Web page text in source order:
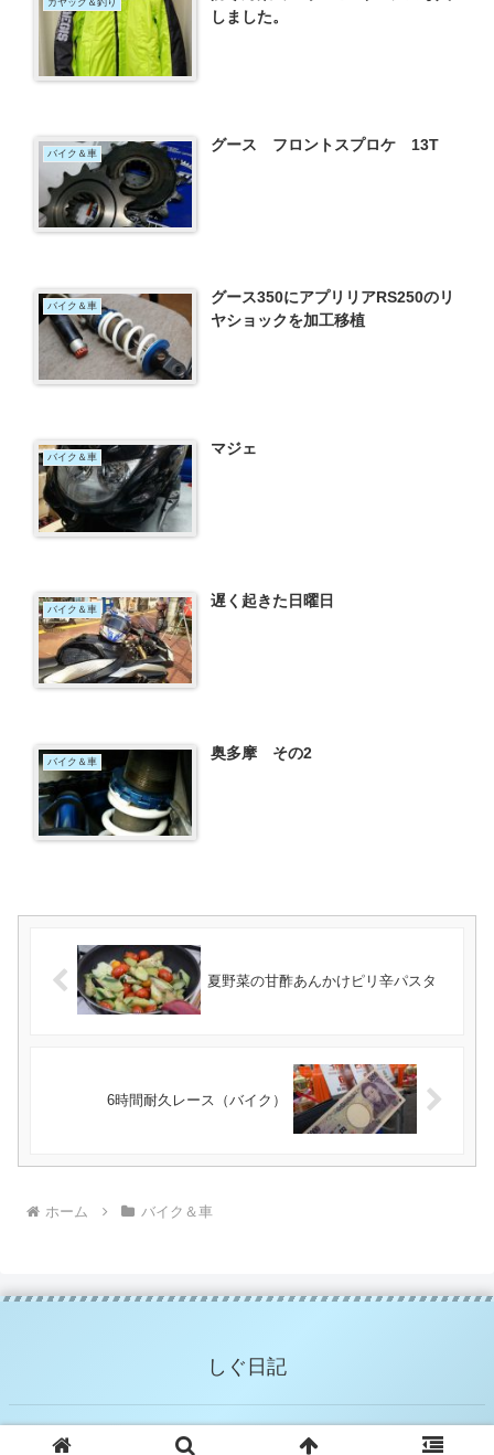
しました。
バイク＆車 グース フロントスプロケ 13T
バイク＆車
グース350にアプリリアRS250のリ
ヤショックを加工移植
バイク＆車 マジェ
バイク＆車 遅く起きた日曜日
バイク＆車 奥多摩 その2
夏野菜の甘酢あんかけピリ辛パスタ
6時間耐久レース（バイク）
ホーム バイク＆車
しぐ日記